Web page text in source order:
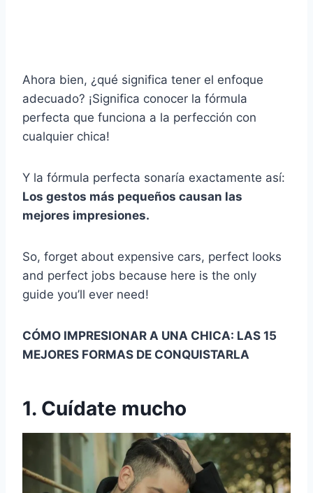
Ahora bien, ¿qué significa tener el enfoque
adecuado? ¡Significa conocer la fórmula
perfecta que funciona a la perfección con
cualquier chica!
Y la fórmula perfecta sonaría exactamente así:
Los gestos más pequeños causan las
mejores impresiones.
So, forget about expensive cars, perfect looks
and perfect jobs because here is the only
guide you’ll ever need!
CÓMO IMPRESIONAR A UNA CHICA: LAS 15
MEJORES FORMAS DE CONQUISTARLA
1. Cuídate mucho